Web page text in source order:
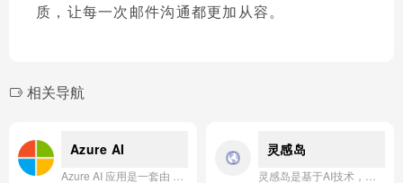
质，让每一次邮件沟通都更加从容。
相关导航
Azure AI 灵感岛